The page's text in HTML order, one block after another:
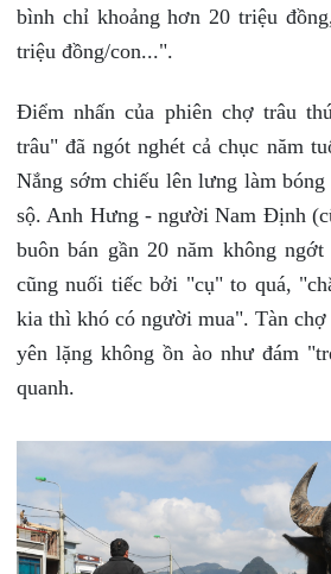
bình chỉ khoảng hơn 20 triệu
triệu đồng/con...".
Điểm nhấn của phiên chợ trâu
trâu" đã ngót nghét cả chục năm
Nắng sớm chiếu lên lưng làm
sộ. Anh Hưng - người Nam Định
buôn bán gần 20 năm không
cũng nuối tiếc bởi "cụ" to quá,
kia thì khó có người mua". Tàn
yên lặng không ồn ào như đám
quanh.